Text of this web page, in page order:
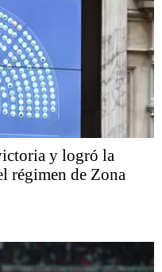
y logró la
régimen de Zona